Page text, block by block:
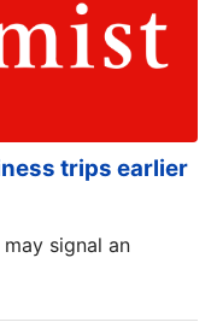
trips earlier
signal an